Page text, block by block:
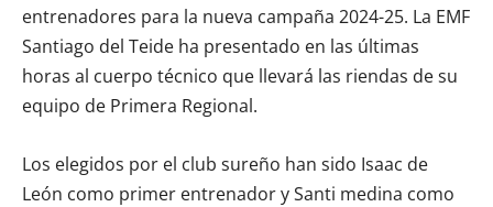
entrenadores para la nueva campaña 2024-25. La EMF
Santiago del Teide ha presentado en las últimas
horas al cuerpo técnico que llevará las riendas de su
equipo de Primera Regional.
Los elegidos por el club sureño han sido Isaac de
León como primer entrenador y Santi medina como